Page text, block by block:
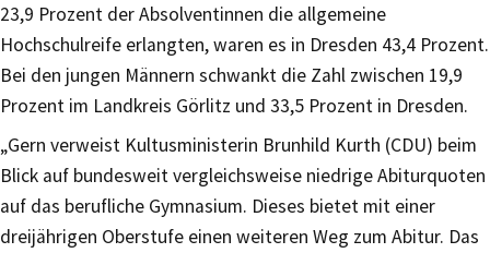
23,9 Prozent der Absolventinnen die allgemeine
Hochschulreife erlangten, waren es in Dresden 43,4 Prozent.
Bei den jungen Männern schwankt die Zahl zwischen 19,9
Prozent im Landkreis Görlitz und 33,5 Prozent in Dresden.
„Gern verweist Kultusministerin Brunhild Kurth (CDU) beim
Blick auf bundesweit vergleichsweise niedrige Abiturquoten
auf das berufliche Gymnasium. Dieses bietet mit einer
dreijährigen Oberstufe einen weiteren Weg zum Abitur. Das